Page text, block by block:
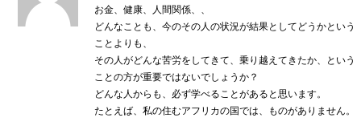
お金、健康、人間関係、、
どんなことも、今のその人の状況が結果としてどうかという
ことよりも、
その人がどんな苦労をしてきて、乗り越えてきたか、という
ことの方が重要ではないでしょうか？
どんな人からも、必ず学べることがあると思います。
たとえば、私の住むアフリカの国では、ものがありません。